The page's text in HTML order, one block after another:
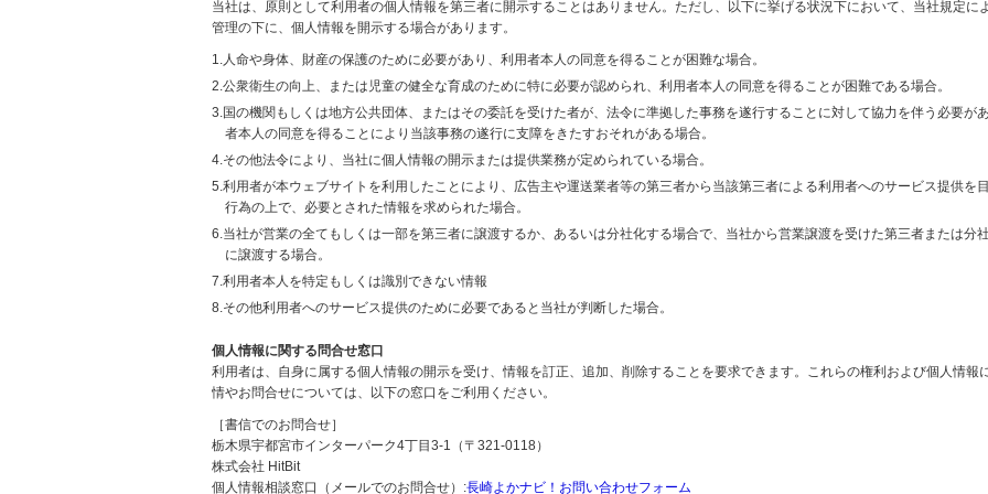
当社は、原則として利用者の個人情報を第三者に開示することはありません。ただし、以下に挙げる状況下において、当社規定に
管理の下に、個人情報を開示する場合があります。
1.人命や身体、財産の保護のために必要があり、利用者本人の同意を得ることが困難な場合。
2.公衆衛生の向上、または児童の健全な育成のために特に必要が認められ、利用者本人の同意を得ることが困難である場合。
3.国の機関もしくは地方公共団体、またはその委託を受けた者が、法令に準拠した事務を遂行することに対して協力を伴う必要が
者本人の同意を得ることにより当該事務の遂行に支障をきたすおそれがある場合。
4.その他法令により、当社に個人情報の開示または提供業務が定められている場合。
5.利用者が本ウェブサイトを利用したことにより、広告主や運送業者等の第三者から当該第三者による利用者へのサービス提供を
行為の上で、必要とされた情報を求められた場合。
6.当社が営業の全てもしくは一部を第三者に譲渡するか、あるいは分社化する場合で、当社から営業譲渡を受けた第三者または分
に譲渡する場合。
7.利用者本人を特定もしくは識別できない情報
8.その他利用者へのサービス提供のために必要であると当社が判断した場合。
個人情報に関する問合せ窓口
利用者は、自身に属する個人情報の開示を受け、情報を訂正、追加、削除することを要求できます。これらの権利および個人情報
情やお問合せについては、以下の窓口をご利用ください。
［書信でのお問合せ］
栃木県宇都宮市インターパーク4丁目3-1（〒321-0118）
株式会社 HitBit
個人情報相談窓口（メールでのお問合せ）:長崎よかナビ！お問い合わせフォーム